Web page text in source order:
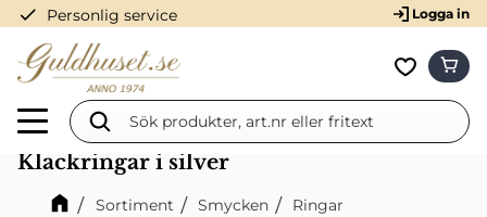
Meny
check Personlig service Logga in
Klackringar i silver
Sortiment Smycken
Ringar